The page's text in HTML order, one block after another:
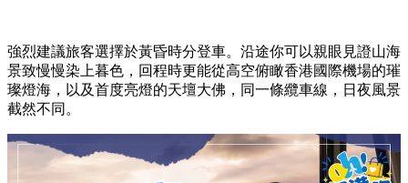
強烈建議旅客選擇於黃昏時分登車。沿途你可以親眼見證山海
景致慢慢染上暮色，回程時更能從高空俯瞰香港國際機場的璀
璨燈海，以及首度亮燈的天壇大佛，同一條纜車線，日夜風景
截然不同。